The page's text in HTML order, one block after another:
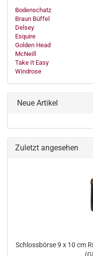
Bodenschatz
Braun Büffel
Delsey
Esquire
Golden Head
McNeill
Take It Easy
Windrose
Neue Artikel
Zuletzt angesehen
Schlossbörse 9 x 10 cm